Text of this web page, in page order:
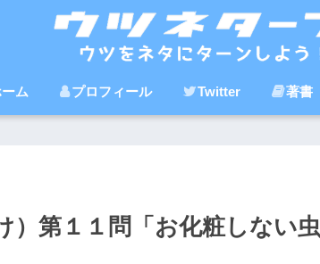
ム プロフィール Twitter 著書
）第１１問「お化粧しない虫